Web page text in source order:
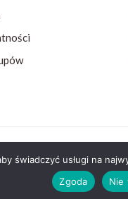
świadczyć usługi na
Zgoda
Nie